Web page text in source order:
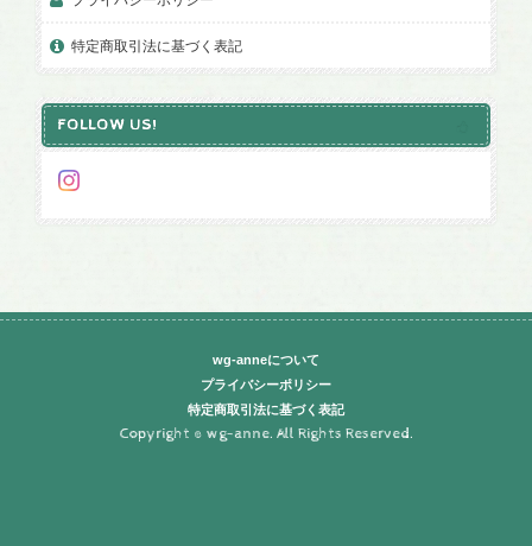
特定商取引法に基づく表記
FOLLOW US!
wg-anneについて
プライバシーポリシー
特定商取引法に基づく表記
Copyright © wg-anne. All Rights Reserved.